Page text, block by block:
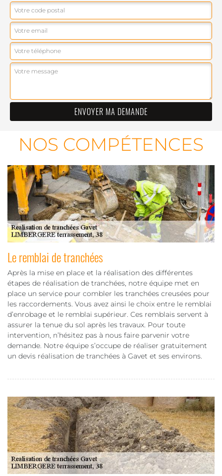
NOS COMPÉTENCES
Le remblai de tranchées
Après la mise en place et la réalisation des différentes
étapes de réalisation de tranchées, notre équipe met en
place un service pour combler les tranchées creusées pour
les raccordements. Vous avez ainsi le choix entre le remblai
d’enrobage et le remblai supérieur. Ces remblais servent à
assurer la tenue du sol après les travaux. Pour toute
intervention, n’hésitez pas à nous faire parvenir votre
demande. Notre équipe s’occupe de réaliser gratuitement
un devis réalisation de tranchées à Gavet et ses environs.